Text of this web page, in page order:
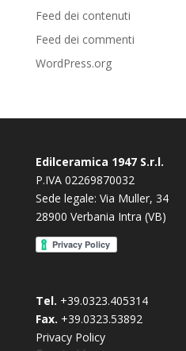
Feed dei contenuti
Feed dei commenti
WordPress.org
Edilceramica 1947 S.r.l.
P.IVA 02269870032
Sede legale: Via Muller, 34
28900 Verbania Intra (VB)
Tel. +39.0323.405314
Fax. +39.0323.53892
Privacy Policy